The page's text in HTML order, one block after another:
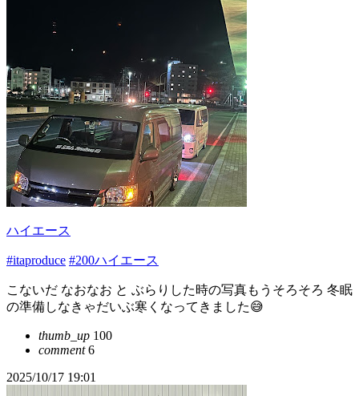
ハイエース
#itaproduce #200ハイエース
こないだ なおなお と ぶらりした時の写真もうそろそろ 冬眠
の準備しなきゃだいぶ寒くなってきました😅
thumb_up 100
comment6
2025/10/17 19:01